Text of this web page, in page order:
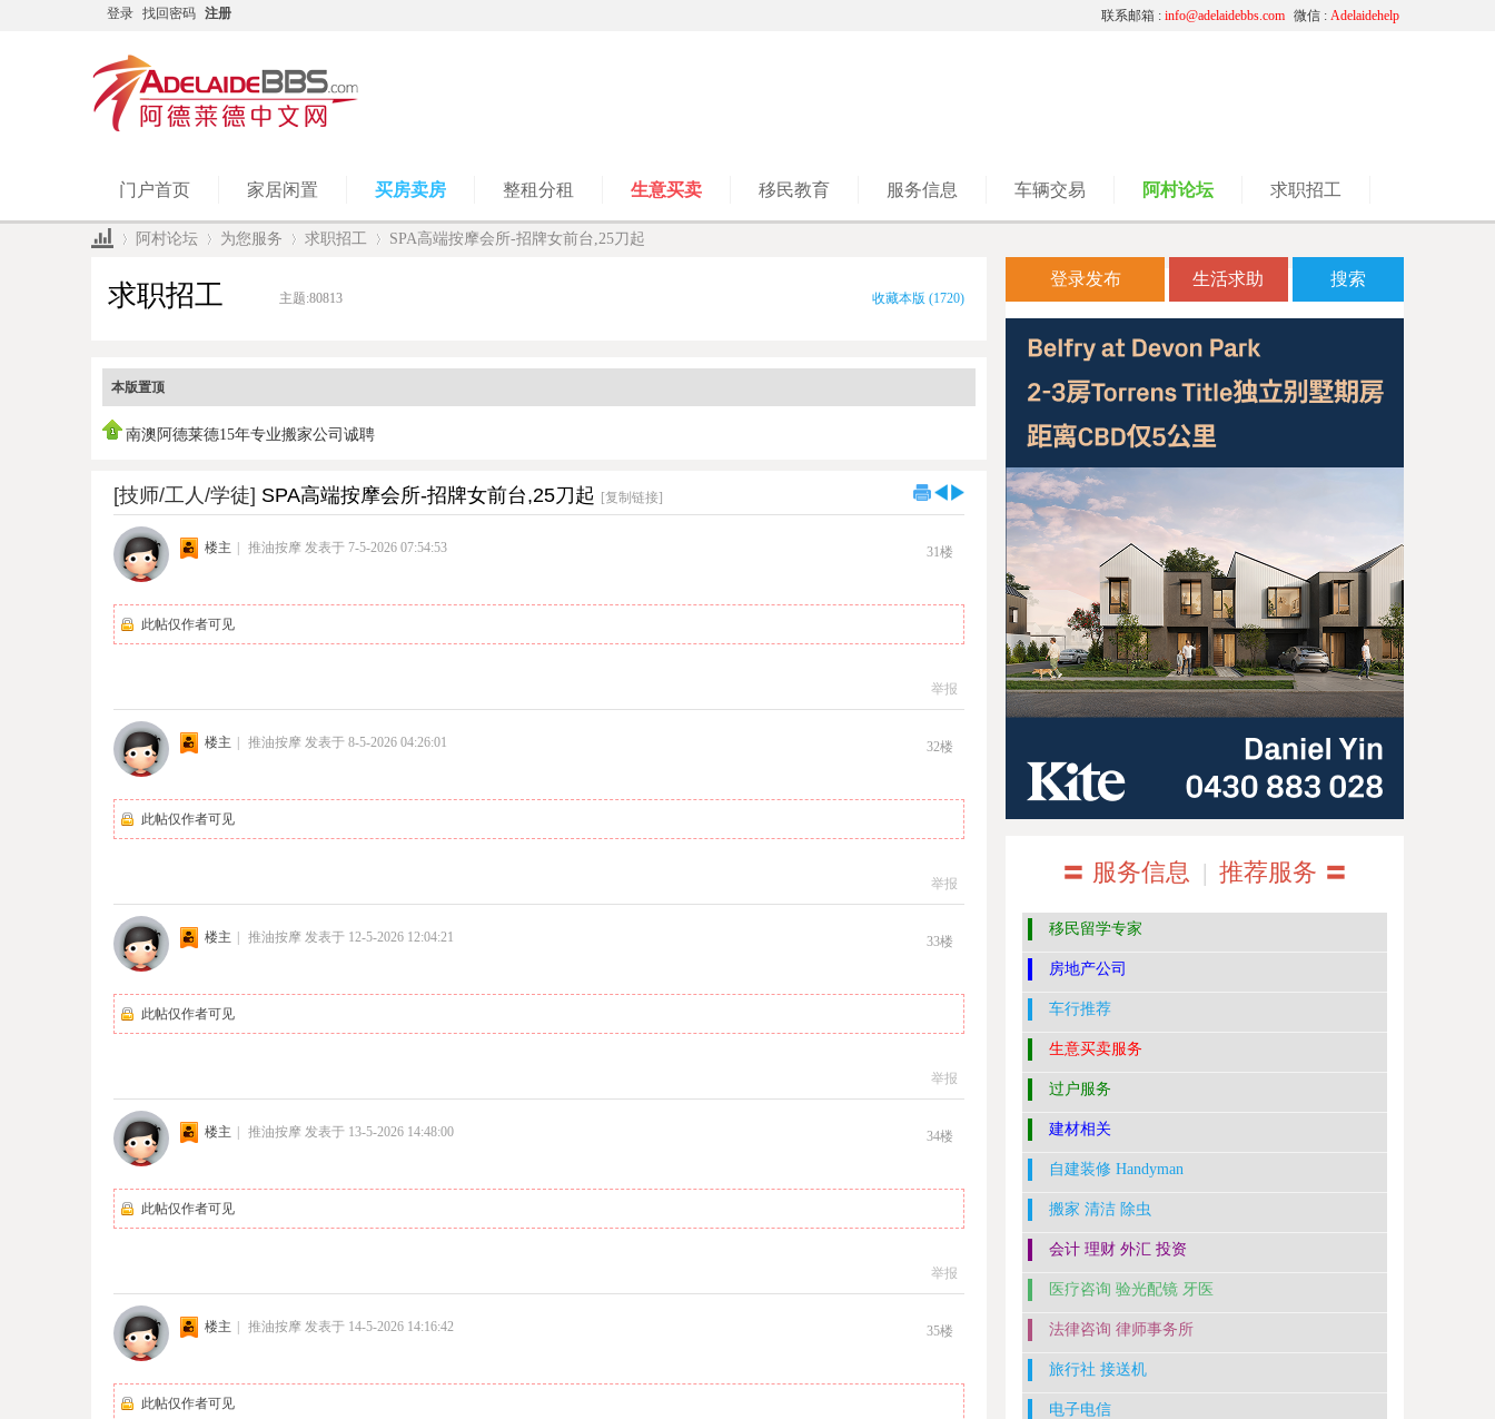
登录 找回密码 注册 微信 : Adelaidehelp
联系邮箱 : info@adelaidebbs.com
门户首页 家居闲置 买房卖房 整租分租 生意买卖 移民教育 服务信息 车辆交易 阿村论坛 求职招工
阿村论坛 为您服务 求职招工 SPA高端按摩会所-招牌女前台,25刀起
求职招工 主题:80813 收藏本版 (1720)
本版置顶
南澳阿德莱德15年专业搬家公司诚聘
[技师/工人/学徒] SPA高端按摩会所-招牌女前台,25刀起 [复制链接]
31楼
楼主 | 推油按摩 发表于 7-5-2026 07:54:53
此帖仅作者可见
举报
32楼
楼主 | 推油按摩 发表于 8-5-2026 04:26:01
此帖仅作者可见
举报
33楼
楼主 | 推油按摩 发表于 12-5-2026 12:04:21
此帖仅作者可见
举报
34楼
楼主 | 推油按摩 发表于 13-5-2026 14:48:00
此帖仅作者可见
举报
35楼
楼主 | 推油按摩 发表于 14-5-2026 14:16:42
此帖仅作者可见
登录发布 生活求助 搜索
〓 服务信息 | 推荐服务 〓
移民留学专家
房地产公司
车行推荐
生意买卖服务
过户服务
建材相关
自建装修 Handyman
搬家 清洁 除虫
会计 理财 外汇 投资
医疗咨询 验光配镜 牙医
法律咨询 律师事务所
旅行社 接送机
电子电信